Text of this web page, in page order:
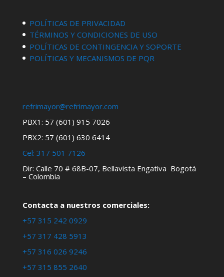
POLÍTICAS DE PRIVACIDAD
TÉRMINOS Y CONDICIONES DE USO
POLÍTICAS DE CONTINGENCIA Y SOPORTE
POLÍTICAS Y MECANISMOS DE PQR
refrimayor@refrimayor.com
PBX1: 57 (601) 915 7026
PBX2: 57 (601) 630 6414
Cel: 317 501 7126
Dir: Calle 70 # 68B-07, Bellavista Engativa Bogotá
– Colombia
Contacta a nuestros comerciales:
+57 315 242 0929
+57 317 428 5913
+57 316 026 9246
+57 315 855 2640